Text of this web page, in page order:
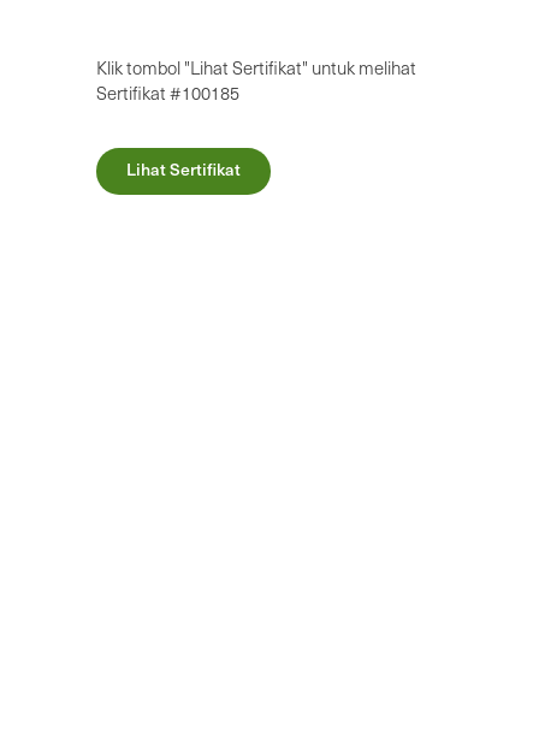
Klik tombol "Lihat Sertifikat" untuk melihat
Sertifikat #100185
Lihat Sertifikat